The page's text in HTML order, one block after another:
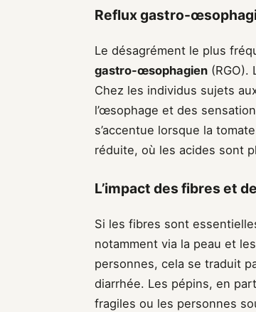
Reflux gastro-
Le désagrément le plus
gastro-œsophagien (RGO).
Chez les individus sujets
l’œsophage et des
s’accentue lorsque la
réduite, où les acides sont
L’impact des fibres et
Si les fibres sont
notamment via la peau et
personnes, cela se traduit
diarrhée. Les pépins, en
fragiles ou les personnes